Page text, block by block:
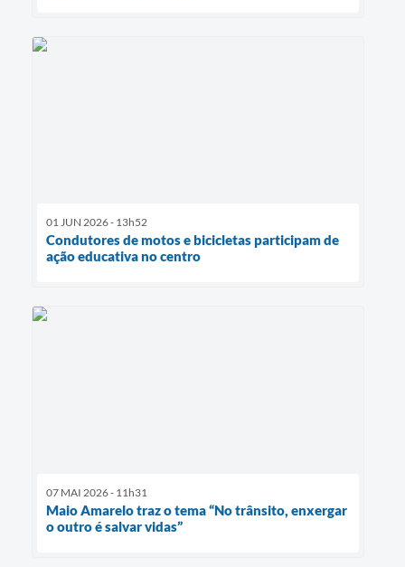
01 JUN 2026 - 13h52
Condutores de motos e bicicletas participam de
ação educativa no centro
07 MAI 2026 - 11h31
Maio Amarelo traz o tema “No trânsito, enxergar
o outro é salvar vidas”